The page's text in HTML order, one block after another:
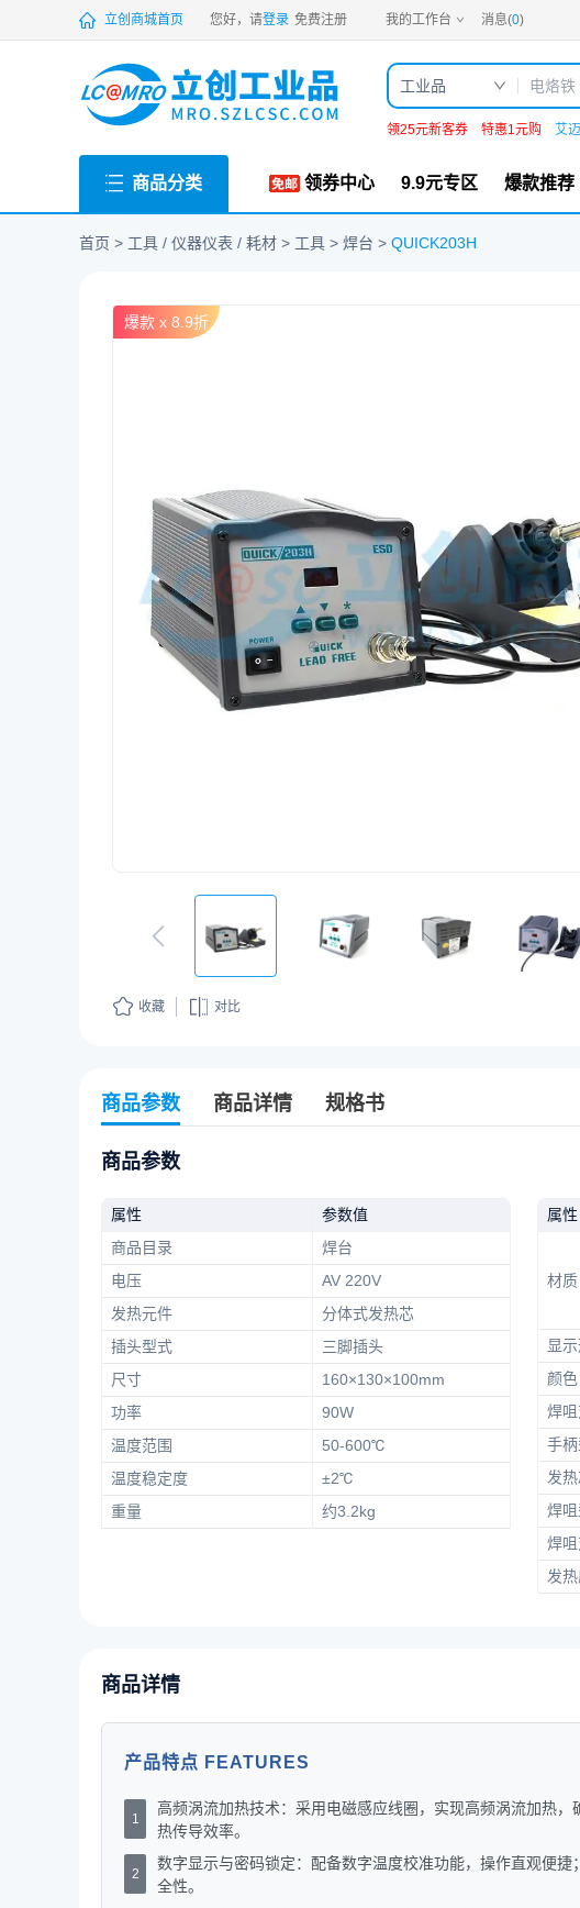
立创商城首页 您好，请登录 免费注册 我的工作台 消息(0)
工业品
领25元新客券 特惠1元购 艾
商品分类 领券中心 9.9元专区 爆款推荐
首页 工具 / 仪器仪表 / 耗材 工具 焊台 QUICK203H
爆款 x 8.9折
收藏 对比
商品参数 商品详情 规格书
商品参数
属性
参数值
商品目录
焊台
电压
AV 220V
发热元件
分体式发热芯
插头型式
三脚插头
尺寸
160×130×100mm
功率
90W
温度范围
50-600℃
温度稳定度
±2℃
重量
约3.2kg
属性
材质
显
颜色
焊
手
发
焊
焊
发
商品详情
产品特点 FEATURES
1
高频涡流加热技术：采用电磁感应线圈，实现高频涡流加热
热传导效率。
2
数字显示与密码锁定：配备数字温度校准功能，操作直观便
全性。